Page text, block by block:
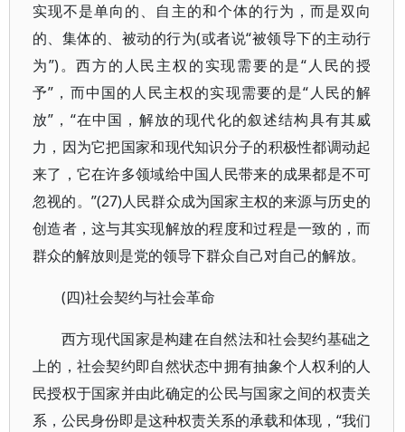
实现不是单向的、自主的和个体的行为，而是双向
的、集体的、被动的行为(或者说“被领导下的主动行
为”)。西方的人民主权的实现需要的是“人民的授
予”，而中国的人民主权的实现需要的是“人民的解
放”，“在中国，解放的现代化的叙述结构具有其威
力，因为它把国家和现代知识分子的积极性都调动起
来了，它在许多领域给中国人民带来的成果都是不可
忽视的。”(27)人民群众成为国家主权的来源与历史的
创造者，这与其实现解放的程度和过程是一致的，而
群众的解放则是党的领导下群众自己对自己的解放。
(四)社会契约与社会革命
西方现代国家是构建在自然法和社会契约基础之
上的，社会契约即自然状态中拥有抽象个人权利的人
民授权于国家并由此确定的公民与国家之间的权责关
系，公民身份即是这种权责关系的承载和体现，“我们